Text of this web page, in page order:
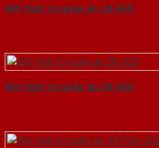
Nội thất tủ quần áo 24-SGD
Nội thất tủ quần áo 28-SGD